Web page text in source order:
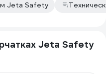
Jeta Safety
Jeta Safety